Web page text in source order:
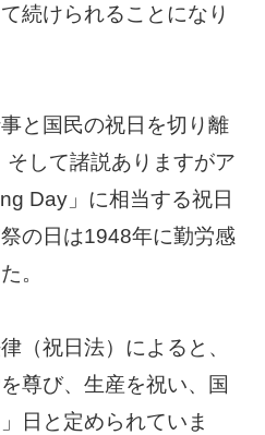
続けられることになり
と国民の祝日を切り離
して諸説ありますがア
Day」に相当する祝日
の日は1948年に勤労感
。
（祝日法）によると、
尊び、生産を祝い、国
日と定められていま